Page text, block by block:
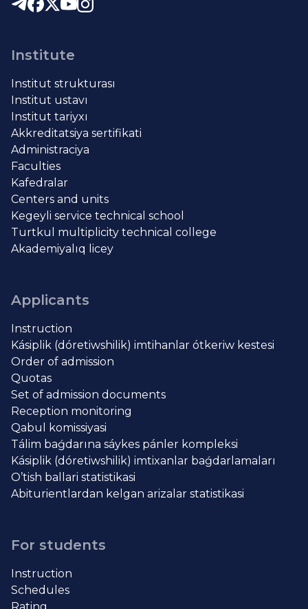
Institute
Institut strukturası
Institut ustavı
Institut tariyxı
Akkreditatsiya sertifikati
Administraciya
Faculties
Kafedralar
Centers and units
Kegeyli service technical school
Turtkul multiplicity technical college
Akademiyalıq licey
Applicants
Instruction
Kásiplik (dóretiwshilik) imtihanlar ótkeriw kestesi
Order of admission
Quotas
Set of admission documents
Reception monitoring
Qabul komissiyasi
Tálim baǵdarına sáykes pánler kompleksi
Kásiplik (dóretiwshilik) imtixanlar baǵdarlamaları
O’tish ballari statistikasi
Abiturientlardan kelgan arizalar statistikasi
For students
Instruction
Schedules